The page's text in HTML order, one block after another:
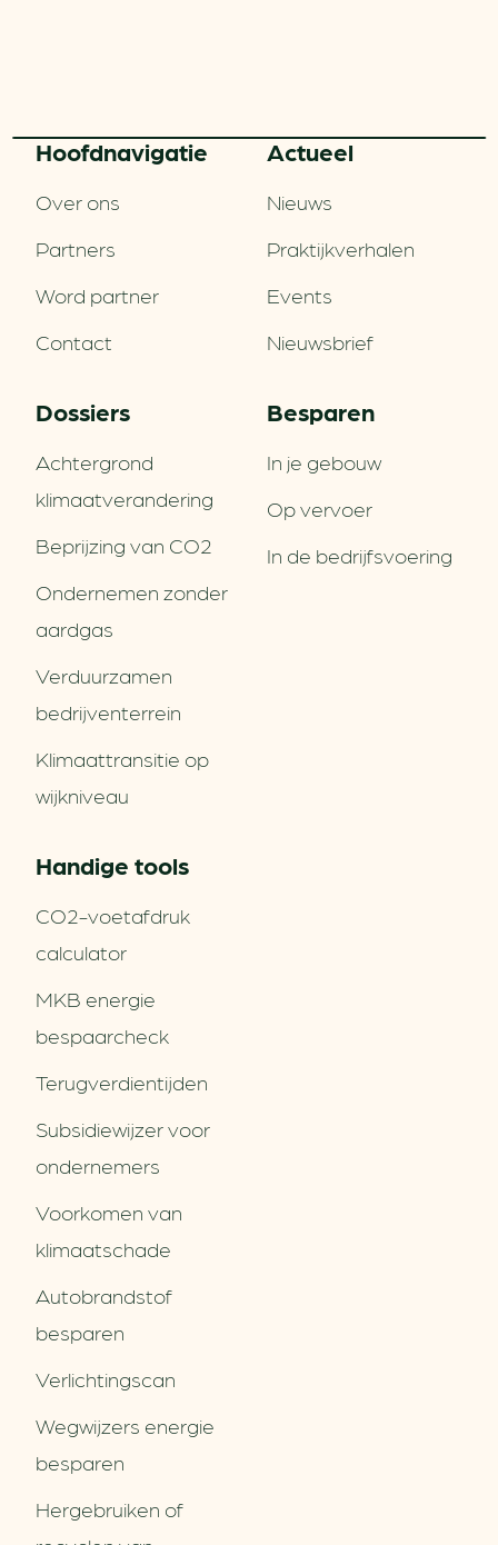
Hoofd­navigatie
Over ons
Partners
Word partner
Contact
Actueel
Nieuws
Praktijkverhalen
Events
Nieuwsbrief
Dossiers
Achtergrond
klimaatverandering
Beprijzing van CO2
Ondernemen zonder
aardgas
Verduurzamen
bedrijventerrein
Klimaattransitie op
wijkniveau
Besparen
In je gebouw
Op vervoer
In de bedrijfsvoering
Handige tools
CO2-voetafdruk
calculator
MKB energie
bespaarcheck
Terugverdien­tijden
Subsidiewijzer voor
ondernemers
Voorkomen van
klimaatschade
Autobrandstof
besparen
Verlichtingscan
Wegwijzers energie
besparen
Hergebruiken of